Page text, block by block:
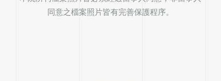
同意之檔案照片皆有完善保護程序。